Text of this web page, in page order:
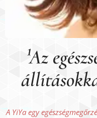
¹Az
A YiYa egy